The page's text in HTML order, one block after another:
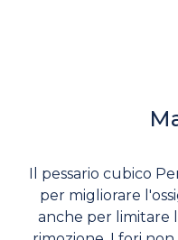
Il pessario cubico
per migliorare
anche per limitare